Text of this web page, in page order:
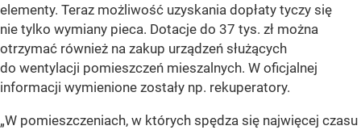
elementy. Teraz możliwość uzyskania dopłaty tyczy się
nie tylko wymiany pieca. Dotacje do 37 tys. zł można
otrzymać również na zakup urządzeń służących
do wentylacji pomieszczeń mieszalnych. W oficjalnej
informacji wymienione zostały np. rekuperatory.
„W pomieszczeniach, w których spędza się najwięcej czasu